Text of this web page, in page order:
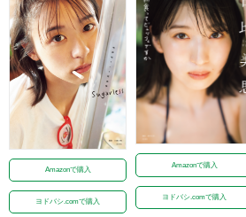
Amazonで購入
ヨドバシ.comで購入
Amazonで購入
ヨドバシ.comで購入